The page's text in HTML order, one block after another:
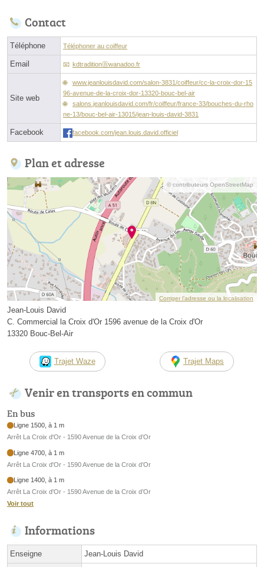
Contact
Téléphone Téléphoner au coiffeur
Email kdtraditionⓐwanadoo.fr
Site web
www.jeanlouisdavid.com/salon-3831/coiffeur/cc-la-croix-dor-15
96-avenue-de-la-croix-dor-13320-bouc-bel-air
salons.jeanlouisdavid.com/fr/coiffeur/france-33/bouches-du-rho
ne-13/bouc-bel-air-13015/jean-louis-david-3831
Facebook facebook.com/jean.louis.david.officiel
Plan et adresse
© contributeurs OpenStreetMap
Corriger l’adresse ou la localisation
Jean-Louis David
C. Commercial la Croix d'Or 1596 avenue de la Croix d'Or
13320 Bouc-Bel-Air
Trajet Waze Trajet Maps
Venir en transports en commun
En bus
Ligne 1500, à 1 m
Arrêt La Croix d'Or - 1590 Avenue de la Croix d’Or
Ligne 4700, à 1 m
Arrêt La Croix d'Or - 1590 Avenue de la Croix d’Or
Ligne 1400, à 1 m
Arrêt La Croix d'Or - 1590 Avenue de la Croix d’Or
Voir tout
Informations
Enseigne Jean-Louis David